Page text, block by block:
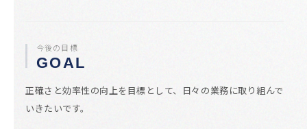
今後の目標
GOAL
正確さと効率性の向上を目標として、日々の業務に取り組んで
いきたいです。